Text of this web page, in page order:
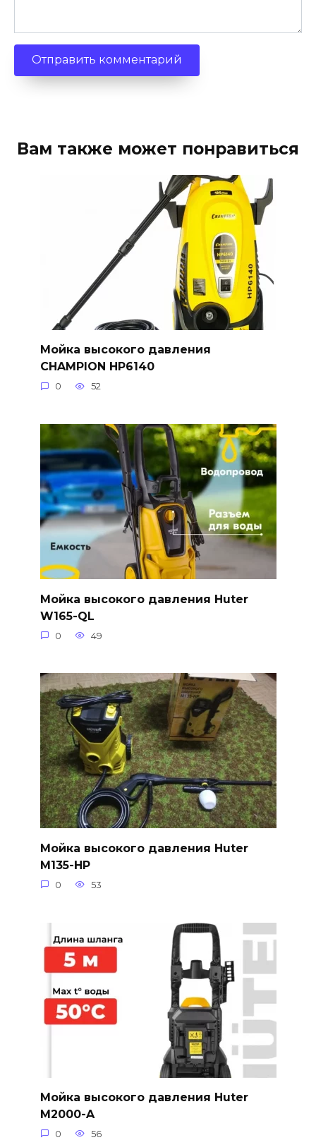
Вам также может понравиться
Мойка высокого давления
CHAMPION HP6140
0 52
Мойка высокого давления Huter
W165-QL
0 49
Мойка высокого давления Huter
M135-HP
0 53
Мойка высокого давления Huter
M2000-A
0 56